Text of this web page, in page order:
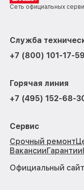
Сеть официальных
Служба
+7 (800) 101-17-59
Горячая линия
+7 (495) 152-68-
Сервис
Срочный ремонт
ВакансииГарантии
Официальный